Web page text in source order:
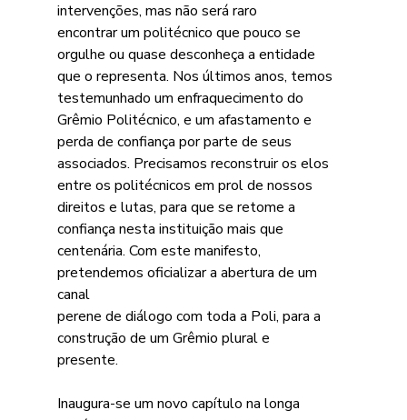
intervenções, mas não será raro
encontrar um politécnico que pouco se
orgulhe ou quase desconheça a entidade
que o representa. Nos últimos anos, temos
testemunhado um enfraquecimento do
Grêmio Politécnico, e um afastamento e
perda de confiança por parte de seus
associados. Precisamos reconstruir os elos
entre os politécnicos em prol de nossos
direitos e lutas, para que se retome a
confiança nesta instituição mais que
centenária. Com este manifesto,
pretendemos oficializar a abertura de um
canal
perene de diálogo com toda a Poli, para a
construção de um Grêmio plural e
presente.
Inaugura-se um novo capítulo na longa